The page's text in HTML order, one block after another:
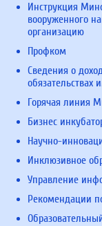
Инструкция
вооруженного
организацию
Профком
Сведения о
обязательствах
Горячая линия
Бизнес
Научно-
Инклюзивное
Управление
Рекомендации